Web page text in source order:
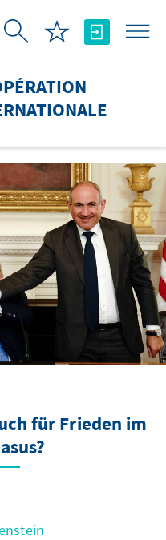
für Frieden im